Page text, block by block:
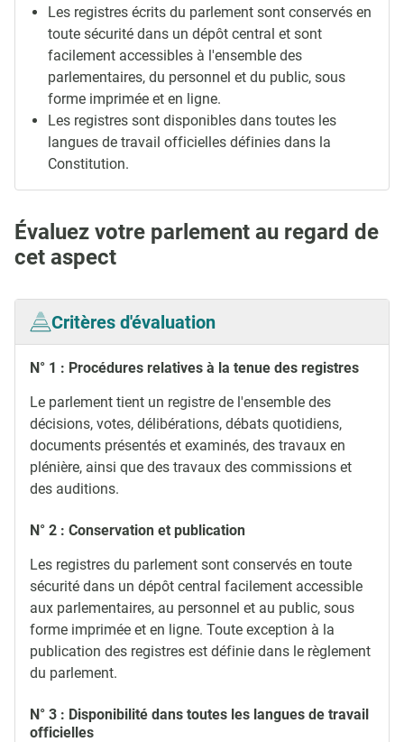
Les registres écrits du parlement sont conservés en
toute sécurité dans un dépôt central et sont
facilement accessibles à l'ensemble des
parlementaires, du personnel et du public, sous
forme imprimée et en ligne.
Les registres sont disponibles dans toutes les
langues de travail officielles définies dans la
Constitution.
Évaluez votre parlement au regard de
cet aspect
Critères d'évaluation
N° 1 : Procédures relatives à la tenue des registres
Le parlement tient un registre de l'ensemble des
décisions, votes, délibérations, débats quotidiens,
documents présentés et examinés, des travaux en
plénière, ainsi que des travaux des commissions et
des auditions.
N° 2 : Conservation et publication
Les registres du parlement sont conservés en toute
sécurité dans un dépôt central facilement accessible
aux parlementaires, au personnel et au public, sous
forme imprimée et en ligne. Toute exception à la
publication des registres est définie dans le règlement
du parlement.
N° 3 : Disponibilité dans toutes les langues de travail
officielles